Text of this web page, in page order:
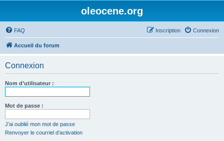
oleocene.org
FAQ Connexion
Inscription
Accueil du forum
Connexion
Nom d’utilisateur :
Mot de passe :
J’ai oublié mon mot de passe
Renvoyer le courriel d’activation